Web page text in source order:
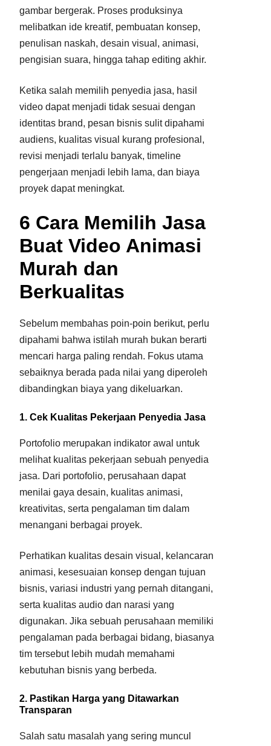
gambar bergerak. Proses produksinya
melibatkan ide kreatif, pembuatan konsep,
penulisan naskah, desain visual, animasi,
pengisian suara, hingga tahap editing akhir.
Ketika salah memilih penyedia jasa, hasil
video dapat menjadi tidak sesuai dengan
identitas brand, pesan bisnis sulit dipahami
audiens, kualitas visual kurang profesional,
revisi menjadi terlalu banyak, timeline
pengerjaan menjadi lebih lama, dan biaya
proyek dapat meningkat.
6 Cara Memilih Jasa
Buat Video Animasi
Murah dan
Berkualitas
Sebelum membahas poin-poin berikut, perlu
dipahami bahwa istilah murah bukan berarti
mencari harga paling rendah. Fokus utama
sebaiknya berada pada nilai yang diperoleh
dibandingkan biaya yang dikeluarkan.
1. Cek Kualitas Pekerjaan Penyedia Jasa
Portofolio merupakan indikator awal untuk
melihat kualitas pekerjaan sebuah penyedia
jasa. Dari portofolio, perusahaan dapat
menilai gaya desain, kualitas animasi,
kreativitas, serta pengalaman tim dalam
menangani berbagai proyek.
Perhatikan kualitas desain visual, kelancaran
animasi, kesesuaian konsep dengan tujuan
bisnis, variasi industri yang pernah ditangani,
serta kualitas audio dan narasi yang
digunakan. Jika sebuah perusahaan memiliki
pengalaman pada berbagai bidang, biasanya
tim tersebut lebih mudah memahami
kebutuhan bisnis yang berbeda.
2. Pastikan Harga yang Ditawarkan
Transparan
Salah satu masalah yang sering muncul